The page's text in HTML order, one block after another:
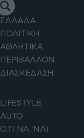
ΕΛΛΑΔΑ
ΠΟΛΙΤΙΚΗ
ΑΘΛΗΤΙΚΑ
ΠΕΡΙΒΑΛΛΟΝ
ΔΙΑΣΚΕΔΑΣΗ
LIFESTYLE
AUTO
Ο,ΤΙ ΝΑ 'ΝΑΙ